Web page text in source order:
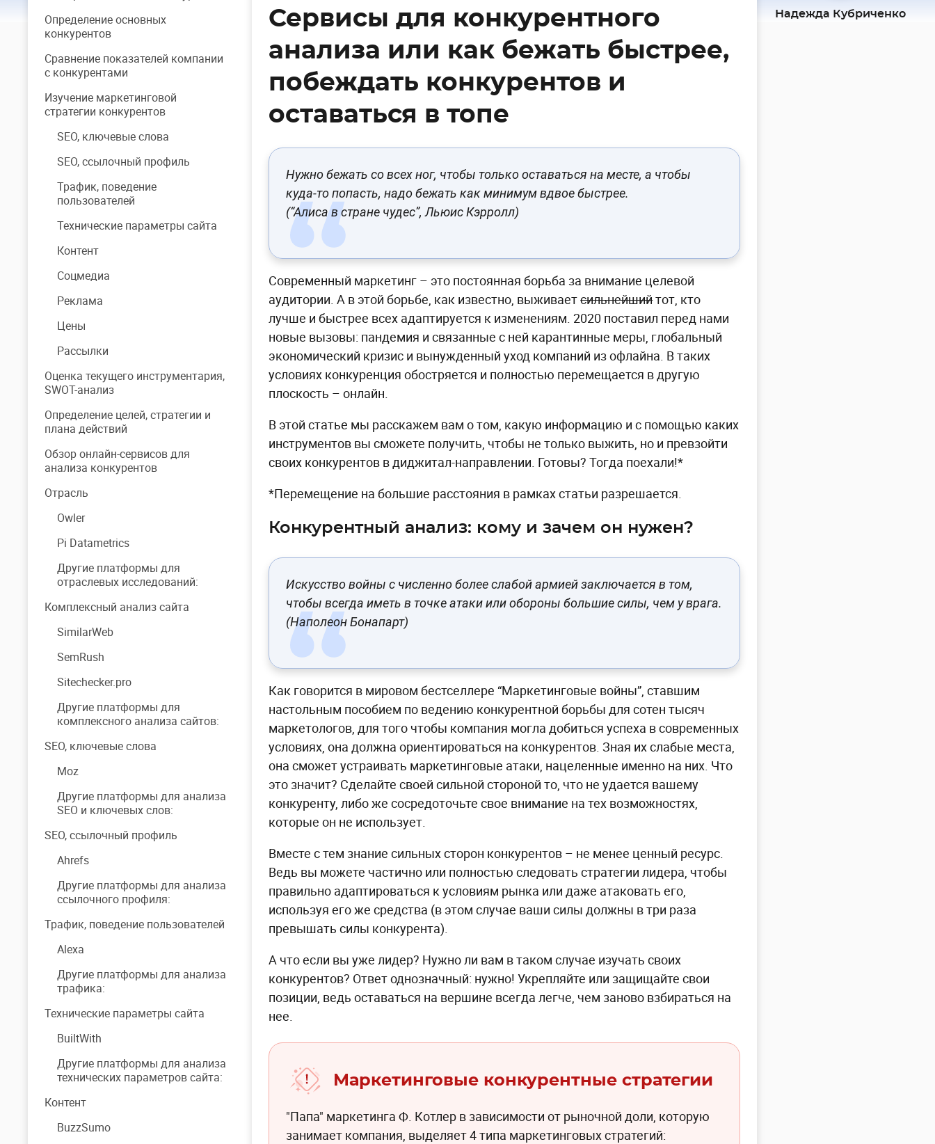
Определение основных
конкурентов
Сравнение показателей компании
с конкурентами
Изучение маркетинговой
стратегии конкурентов
SEO, ключевые слова
SEO, ссылочный профиль
Трафик, поведение
пользователей
Технические параметры сайта
Контент
Соцмедиа
Реклама
Цены
Рассылки
Оценка текущего инструментария,
SWOT-анализ
Определение целей, стратегии и
плана действий
Обзор онлайн-сервисов для
анализа конкурентов
Отрасль
Owler
Pi Datametrics
Другие платформы для
отраслевых исследований:
Комплексный анализ сайта
SimilarWeb
SemRush
Sitechecker.pro
Другие платформы для
комплексного анализа сайтов:
SEO, ключевые слова
Moz
Другие платформы для анализа
SEO и ключевых слов:
SEO, ссылочный профиль
Ahrefs
Другие платформы для анализа
ссылочного профиля:
Трафик, поведение пользователей
Alexa
Другие платформы для анализа
трафика:
Технические параметры сайта
BuiltWith
Другие платформы для анализа
технических параметров сайта:
Контент
BuzzSumo
Сервисы для конкурентного
анализа или как бежать быстрее,
побеждать конкурентов и
оставаться в топе
Нужно бежать со всех ног, чтобы только оставаться на месте, а чтобы
куда-то попасть, надо бежать как минимум вдвое быстрее.
(“Алиса в стране чудес”, Льюис Кэрролл)
Современный маркетинг – это постоянная борьба за внимание целевой
аудитории. А в этой борьбе, как известно, выживаетсильнейшийтот, кто
лучше и быстрее всех адаптируется к изменениям. 2020 поставил перед нами
новые вызовы: пандемия и связанные с ней карантинные меры, глобальный
экономический кризис и вынужденный уход компаний из офлайна. В таких
условиях конкуренция обостряется и полностью перемещается в другую
плоскость – онлайн.
В этой статье мы расскажем вам о том, какую информацию и с помощью каких
инструментов вы сможете получить, чтобы не только выжить, но и превзойти
своих конкурентов в диджитал-направлении. Готовы? Тогда поехали!*
*Перемещение на большие расстояния в рамках статьи разрешается.
Конкурентный анализ: кому и зачем он нужен?
Искусство войны с численно более слабой армией заключается в том,
чтобы всегда иметь в точке атаки или обороны большие силы, чем у врага.
(Наполеон Бонапарт)
Как говорится в мировом бестселлере “Маркетинговые войны”, ставшим
настольным пособием по ведению конкурентной борьбы для сотен тысяч
маркетологов, для того чтобы компания могла добиться успеха в современных
условиях, она должна ориентироваться на конкурентов. Зная их слабые места,
она сможет устраивать маркетинговые атаки, нацеленные именно на них. Что
это значит? Сделайте своей сильной стороной то, что не удается вашему
конкуренту, либо же сосредоточьте свое внимание на тех возможностях,
которые он не использует.
Вместе с тем знание сильных сторон конкурентов – не менее ценный ресурс.
Ведь вы можете частично или полностью следовать стратегии лидера, чтобы
правильно адаптироваться к условиям рынка или даже атаковать его,
используя его же средства (в этом случае ваши силы должны в три раза
превышать силы конкурента).
А что если вы уже лидер? Нужно ли вам в таком случае изучать своих
конкурентов? Ответ однозначный: нужно! Укрепляйте или защищайте свои
позиции, ведь оставаться на вершине всегда легче, чем заново взбираться на
нее.
Маркетинговые конкурентные стратегии
"Папа" маркетинга Ф. Котлер в зависимости от рыночной доли, которую
занимает компания, выделяет 4 типа маркетинговых стратегий:
Надежда Кубриченко